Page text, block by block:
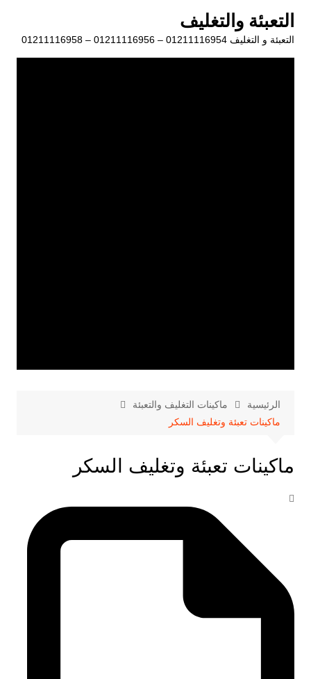
المحتوى
التعبئة والتغليف
التعبئة و التغليف 01211116954 – 01211116956 – 01211116958
الرئيسية
ماكينات التغليف والتعبئة
ماكينات تعبئة وتغليف السكر
ماكينات تعبئة وتغليف السكر